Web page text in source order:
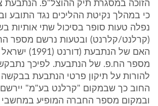
הזוכה במסגרת תיק ההוצל"פ. הנתבעת
כי במהלך נקיטת ההליכים נגד התובע
נפלה טעות סופר בסיכול שתי אותיות
(קרלנט/קלרנט) ובטעות נרשם מספר
האם של הנתבעת
מספר הח.פ. של הנתבעת. לפיכך
להורות על תיקון פרטי הנתבעת
החוב כך שבמקום "קרלנט בע"מ"
ובמקום מספר החברה המופיע במחשבי